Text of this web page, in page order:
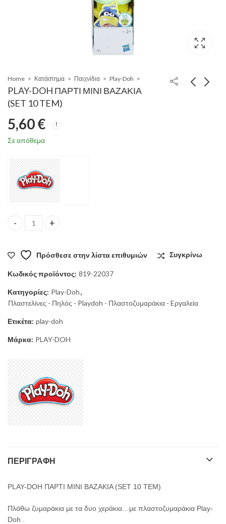
Home Κατάστημα Παιχνίδια Play-Doh
PLAY-DOH ΠΑΡΤΙ ΜΙΝΙ ΒΑΖΑΚΙΑ
(SET 10 TEM)
5,60€
Σε απόθεμα
PLAY-DOH ΠΑΡΤΙ ΜΙΝΙ ΒΑΖΑΚΙΑ (SET 10 TEM) quantity
Πρόσθεσε στην λίστα επιθυμιών Συγκρίνω
Κωδικός προϊόντος: 819-22037
Κατηγορίες: Play-Doh,
Πλαστελίνες - Πηλός - Playdoh - Πλαστοζυμαράκια - Eργαλεία
Ετικέτα: play-doh
Μάρκα: PLAY-DOH
ΠΕΡΙΓΡΑΦΉ
PLAY-DOH ΠΑΡΤΙ ΜΙΝΙ ΒΑΖΑΚΙΑ (SET 10 TEM)
Πλάθω ζυμαράκια με τα δυο χεράκια…με πλαστοζυμαράκια Play-
Doh .